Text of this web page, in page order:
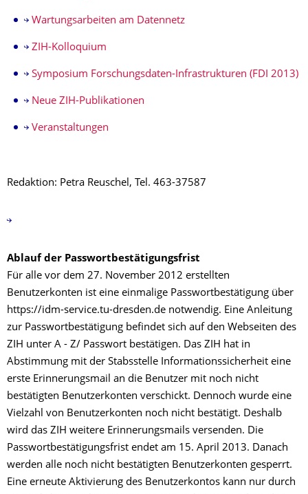
Wartungsarbeiten am Datennetz
ZIH-Kolloquium
Symposium Forschungsdaten-Infrastrukturen (FDI 2013)
Neue ZIH-Publikationen
Veranstaltungen
Redaktion: Petra Reuschel, Tel. 463-37587
Ablauf der Passwortbestätigungsfrist
Für alle vor dem 27. November 2012 erstellten
Benutzerkonten ist eine einmalige Passwortbestätigung über
https://idm-service.tu-dresden.de notwendig. Eine Anleitung
zur Passwortbestätigung befindet sich auf den Webseiten des
ZIH unter A - Z/ Passwort bestätigen. Das ZIH hat in
Abstimmung mit der Stabsstelle Informationssicherheit eine
erste Erinnerungsmail an die Benutzer mit noch nicht
bestätigten Benutzerkonten verschickt. Dennoch wurde eine
Vielzahl von Benutzerkonten noch nicht bestätigt. Deshalb
wird das ZIH weitere Erinnerungsmails versenden. Die
Passwortbestätigungsfrist endet am 15. April 2013. Danach
werden alle noch nicht bestätigten Benutzerkonten gesperrt.
Eine erneute Aktivierung des Benutzerkontos kann nur durch